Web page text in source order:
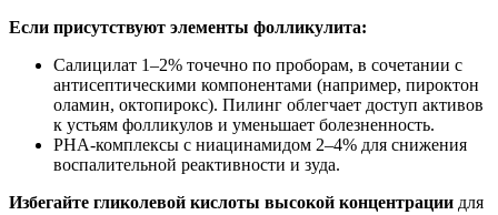
Если присутствуют элементы фолликулита:
Салицилат 1–2% точечно по проборам, в сочетании с
антисептическими компонентами (например, пироктон
оламин, октопирокс). Пилинг облегчает доступ активов
к устьям фолликулов и уменьшает болезненность.
PНА-комплексы с ниацинамидом 2–4% для снижения
воспалительной реактивности и зуда.
Избегайте гликолевой кислоты высокой концентрации для